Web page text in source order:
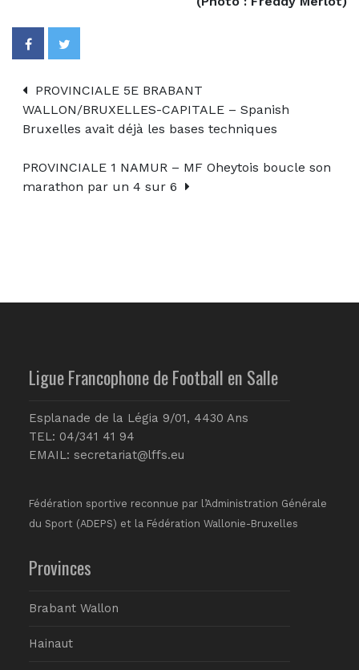
PROVINCIALE 5E BRABANT
WALLON/BRUXELLES-CAPITALE – Spanish
Bruxelles avait déjà les bases techniques
PROVINCIALE 1 NAMUR – MF Oheytois boucle son
marathon par un 4 sur 6
Ligue Francophone de Football en Salle
Esplanade de la Légia 9/01, 4430 Ans
TEL: 04/341 41 94
EMAIL: secretariat@lffs.eu
Fédération sportive reconnue par l’Administration Générale
du Sport (ADEPS) et la Fédération Wallonie-Bruxelles
Provinces
Brabant Wallon
Hainaut